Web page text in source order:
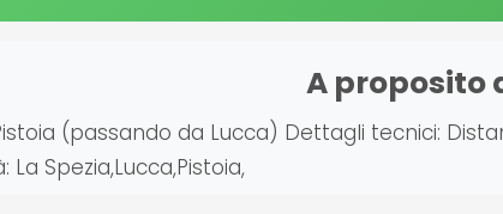
A proposito
(passando da Lucca) Dettagli tecnici:
La Spezia,Lucca,Pistoia,